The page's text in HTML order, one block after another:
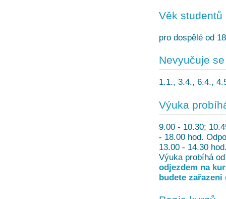
Věk studentů
pro dospělé od
Nevyučuje se
1.1., 3.4., 6.4.,
Výuka
9.00 - 10.30;
- 18.00 hod.
13.00 - 14.30
Výuka probíhá
odjezdem na
budete